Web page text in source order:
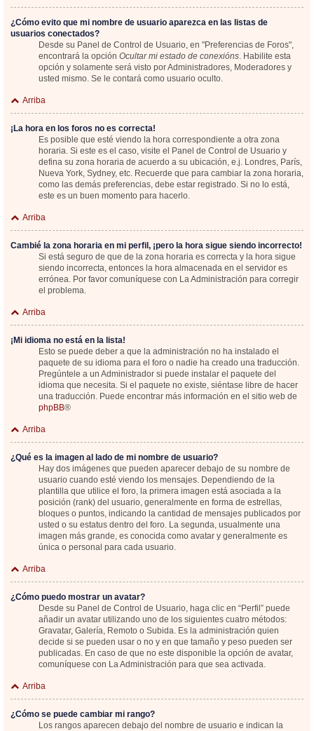
¿Cómo evito que mi nombre de usuario aparezca en las listas de
usuarios conectados?
Desde su Panel de Control de Usuario, en "Preferencias de Foros",
encontrará la opción Ocultar mi estado de conexións. Habilite esta
opción y solamente será visto por Administradores, Moderadores y
usted mismo. Se le contará como usuario oculto.
Arriba
¡La hora en los foros no es correcta!
Es posible que esté viendo la hora correspondiente a otra zona
horaria. Si este es el caso, visite el Panel de Control de Usuario y
defina su zona horaria de acuerdo a su ubicación, e.j. Londres, París,
Nueva York, Sydney, etc. Recuerde que para cambiar la zona horaria,
como las demás preferencias, debe estar registrado. Si no lo está,
este es un buen momento para hacerlo.
Arriba
Cambié la zona horaria en mi perfil, ¡pero la hora sigue siendo incorrecto!
Si está seguro de que de la zona horaria es correcta y la hora sigue
siendo incorrecta, entonces la hora almacenada en el servidor es
errónea. Por favor comuníquese con La Administración para corregir
el problema.
Arriba
¡Mi idioma no está en la lista!
Esto se puede deber a que la administración no ha instalado el
paquete de su idioma para el foro o nadie ha creado una traducción.
Pregúntele a un Administrador si puede instalar el paquete del
idioma que necesita. Si el paquete no existe, siéntase libre de hacer
una traducción. Puede encontrar más información en el sitio web de
phpBB®
Arriba
¿Qué es la imagen al lado de mi nombre de usuario?
Hay dos imágenes que pueden aparecer debajo de su nombre de
usuario cuando esté viendo los mensajes. Dependiendo de la
plantilla que utilice el foro, la primera imagen está asociada a la
posición (rank) del usuario, generalmente en forma de estrellas,
bloques o puntos, indicando la cantidad de mensajes publicados por
usted o su estatus dentro del foro. La segunda, usualmente una
imagen más grande, es conocida como avatar y generalmente es
única o personal para cada usuario.
Arriba
¿Cómo puedo mostrar un avatar?
Desde su Panel de Control de Usuario, haga clic en “Perfil” puede
añadir un avatar utilizando uno de los siguientes cuatro métodos:
Gravatar, Galería, Remoto o Subida. Es la administración quien
decide si se pueden usar o no y en que tamaño y peso pueden ser
publicadas. En caso de que no este disponible la opción de avatar,
comuníquese con La Administración para que sea activada.
Arriba
¿Cómo se puede cambiar mi rango?
Los rangos aparecen debajo del nombre de usuario e indican la